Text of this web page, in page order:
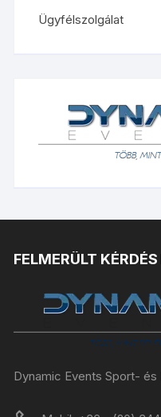
Ügyfélszolgálat
FELMERÜLT
Dynamic Events Sport-